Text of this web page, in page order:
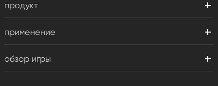
продукт
применение
обзор игры